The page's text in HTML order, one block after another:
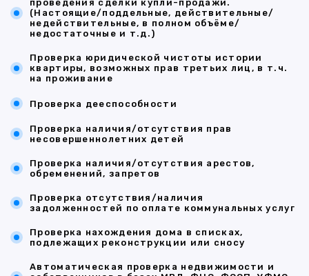
проведения сделки купли-продажи.
(Настоящие/поддельные, действительные/
недействительные, в полном объёме/
недостаточные и т.д.)
Проверка юридической чистоты истории
квартиры, возможных прав третьих лиц, в т.ч.
на проживание
Проверка дееспособности
Проверка наличия/отсутствия прав
несовершеннолетних детей
Проверка наличия/отсутствия арестов,
обременений, запретов
Проверка отсутствия/наличия
задолженностей по оплате коммунальных услуг
Проверка нахождения дома в списках,
подлежащих реконструкции или сносу
Автоматическая проверка недвижимости и